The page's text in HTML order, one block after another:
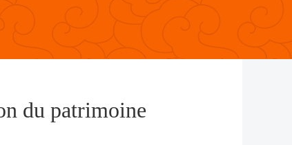
du patrimoine